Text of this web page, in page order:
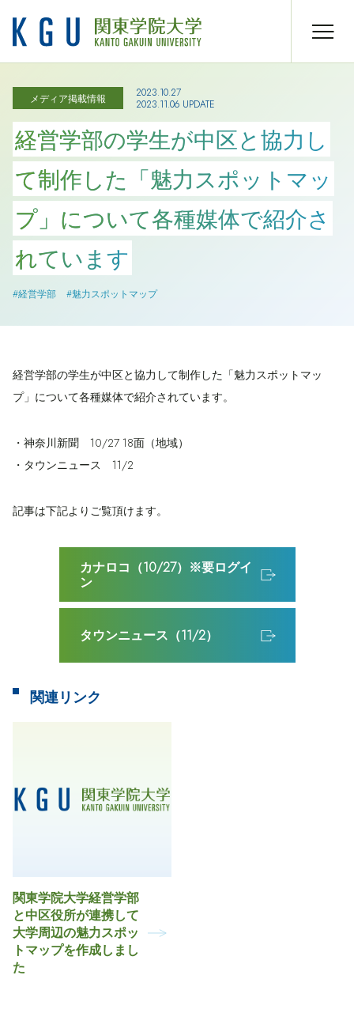
メディア掲載情報
2023.10.27
2023.11.06 UPDATE
経営学部の学生が中区と協力し
て制作した「魅力スポットマッ
プ」について各種媒体で紹介さ
れています
#経営学部 #魅力スポットマップ
経営学部の学生が中区と協力して制作した「魅力スポットマッ
プ」について各種媒体で紹介されています。
・神奈川新聞 10/27 18面（地域）
・タウンニュース 11/2
記事は下記よりご覧頂けます。
カナロコ（10/27）※要ログイ
ン
タウンニュース（11/2）
関連リンク
関東学院大学経営学部
と中区役所が連携して
大学周辺の魅力スポッ
トマップを作成しまし
た